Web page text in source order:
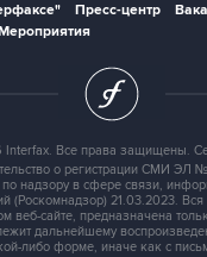
Пресс-центр
Все права защищены.
о регистрации СМИ ЭЛ
надзору в сфере связи,
(Роскомнадзор) 21.03.2023.
веб-сайте, предназначена
дальнейшему
либо форме, иначе как с